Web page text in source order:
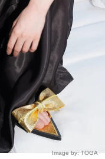
Image by: TOGA